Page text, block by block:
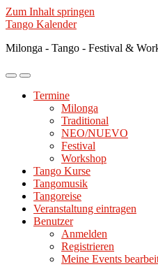
Zum Inhalt springen
Tango Kalender
Milonga - Tango - Festival &
Mobile-
ein-/ausblenden
Suchfeld
ein-/ausblenden
Termine
Milonga
Traditional
NEO/NUEVO
Festival
Workshop
Tango Kurse
Tangomusik
Tangoreise
Veranstaltung eintragen
Benutzer
Anmelden
Registrieren
Meine Events